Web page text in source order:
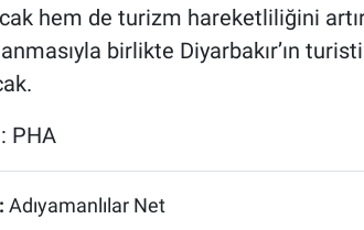
hem de turizm hareketliliğini
birlikte Diyarbakır’ın
PHA
Adıyamanlılar Net